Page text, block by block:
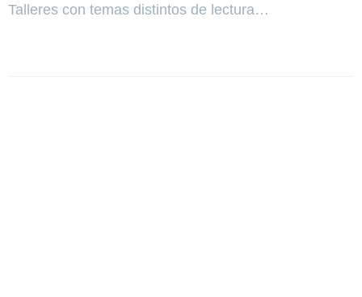
Talleres con temas distintos de lectura…